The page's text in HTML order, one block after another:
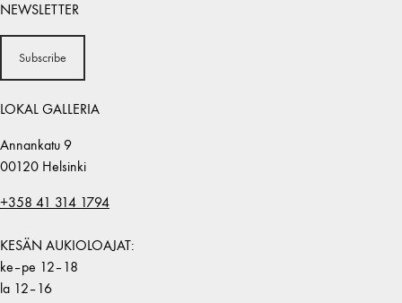
NEWSLETTER
Subscribe
LOKAL GALLERIA
Annankatu 9
00120 Helsinki
+358 41 314 1794
KESÄN AUKIOLOAJAT:
ke–pe 12–18
la 12–16